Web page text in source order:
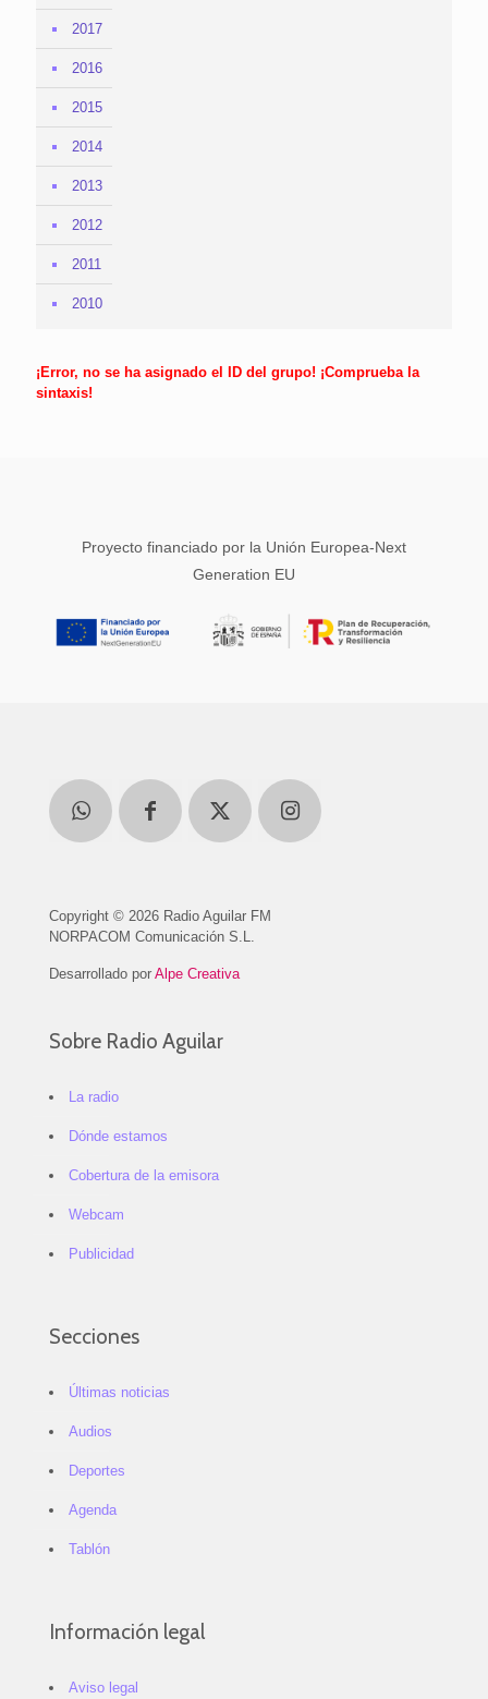
2017
2016
2015
2014
2013
2012
2011
2010
¡Error, no se ha asignado el ID del grupo! ¡Comprueba la
sintaxis!
Proyecto financiado por la Unión Europea-Next
Generation EU
Copyright © 2026 Radio Aguilar FM
NORPACOM Comunicación S.L.
Desarrollado por Alpe Creativa
Sobre Radio Aguilar
La radio
Dónde estamos
Cobertura de la emisora
Webcam
Publicidad
Secciones
Últimas noticias
Audios
Deportes
Agenda
Tablón
Información legal
Aviso legal